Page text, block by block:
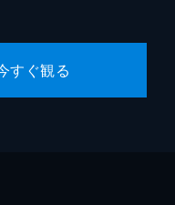
すぐ観る